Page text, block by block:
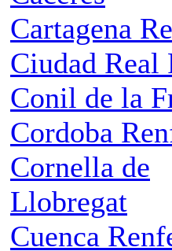
Cartagena
Ciudad Real
Conil de la
Cordoba
Cornella de
Llobregat
Cuenca